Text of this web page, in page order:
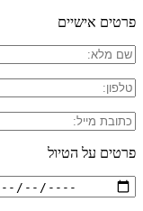
פרטים אישיים
פרטים על הטיול